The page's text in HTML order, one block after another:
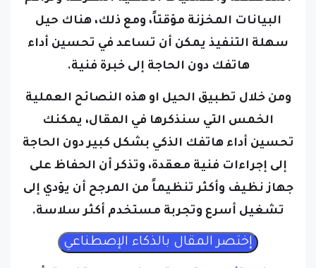
البيانات المخزنة مؤقتاً، ومع ذلك، هناك حيل
سهلة التنفيذ يمكن أن تساعد في تحسين أداء
هاتفك دون الحاجة إلى خبرة فنية.
ومن خلال تطبيق الحيل او هذه النصائح العملية
الخمس التي سنذكرها في المقال، يمكنك
تحسين أداء هاتفك الذكي بشكل كبير دون الحاجة
إلى إجراءات فنية معقدة، وتذكر أن الحفاظ على
جهاز نظيف وأكثر تنظيماً من المرجح أن يؤدي إلى
تشغيل أسرع وتجربة مستخدم أكثر سلاسة.